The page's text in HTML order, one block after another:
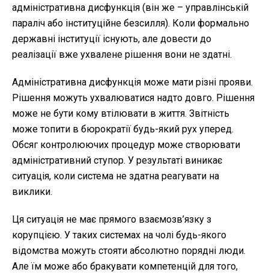
адміністративна дисфункція (він же – управлінській
параліч або інституційне безсилля). Коли формально
державні інституції існують, але довести до
реалізації вже ухвалене рішення вони не здатні.
Адміністративна дисфункція може мати різні прояви.
Рішення можуть ухвалюватися надто довго. Рішення
може не бути кому втілювати в життя. Звітність
може топити в бюрократії будь-який рух уперед.
Обсяг контролюючих процедур може створювати
адміністративний ступор. У результаті виникає
ситуація, коли система не здатна реагувати на
виклики.
Ця ситуація не має прямого взаємозв’язку з
корупцією. У таких системах на чолі будь-якого
відомства можуть стояти абсолютно порядні люди.
Але їм може або бракувати компетенцій для того,